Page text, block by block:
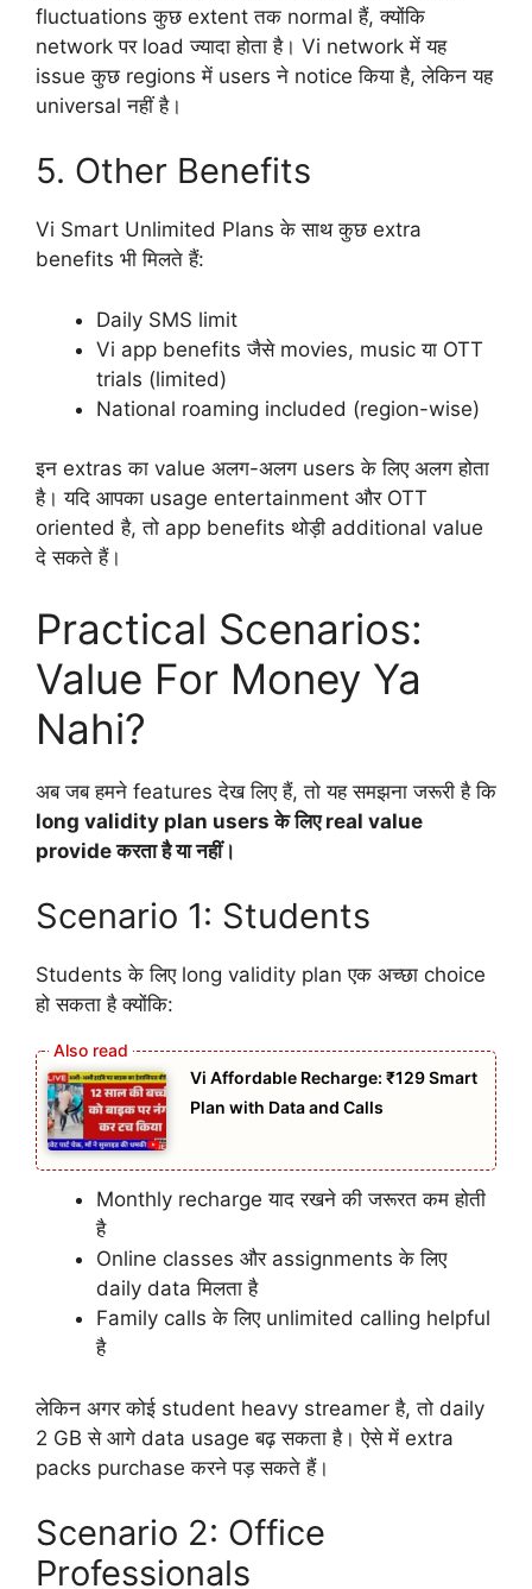
fluctuations कुछ extent तक normal हैं, क्योंकि
network पर load ज्यादा होता है। Vi network में यह
issue कुछ regions में users ने notice किया है, लेकिन यह
universal नहीं है।
5. Other Benefits
Vi Smart Unlimited Plans के साथ कुछ extra
benefits भी मिलते हैं:
Daily SMS limit
Vi app benefits जैसे movies, music या OTT
trials (limited)
National roaming included (region-wise)
इन extras का value अलग-अलग users के लिए अलग होता
है। यदि आपका usage entertainment और OTT
oriented है, तो app benefits थोड़ी additional value
दे सकते हैं।
Practical Scenarios:
Value For Money Ya
Nahi?
अब जब हमने features देख लिए हैं, तो यह समझना जरूरी है कि
long validity plan users के लिए real value
provide करता है या नहीं।
Scenario 1: Students
Students के लिए long validity plan एक अच्छा choice
हो सकता है क्योंकि:
Vi Affordable Recharge: ₹129 Smart
Plan with Data and Calls
Monthly recharge याद रखने की जरूरत कम होती
है
Online classes और assignments के लिए
daily data मिलता है
Family calls के लिए unlimited calling helpful
है
लेकिन अगर कोई student heavy streamer है, तो daily
2 GB से आगे data usage बढ़ सकता है। ऐसे में extra
packs purchase करने पड़ सकते हैं।
Scenario 2: Office
Professionals